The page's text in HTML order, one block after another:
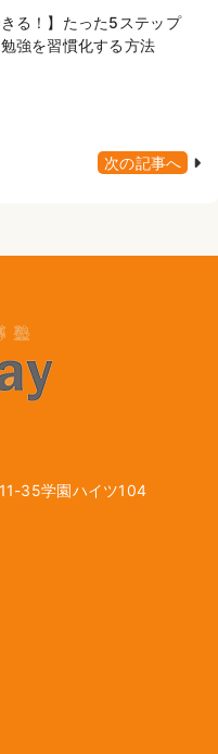
きる！】たった5ステップ
強を習慣化する方法
次の記事へ
35学園ハイツ104